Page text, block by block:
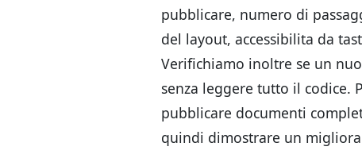
pubblicare, numero di
del layout, accessibilita da
Verifichiamo inoltre se un
senza leggere tutto il codice.
pubblicare documenti
quindi dimostrare un